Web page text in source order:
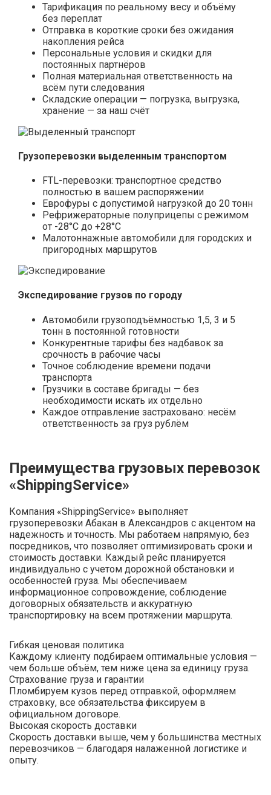
Тарификация по реальному весу и объёму
без переплат
Отправка в короткие сроки без ожидания
накопления рейса
Персональные условия и скидки для
постоянных партнёров
Полная материальная ответственность на
всём пути следования
Складские операции — погрузка, выгрузка,
хранение — за наш счёт
Грузоперевозки выделенным транспортом
FTL-перевозки: транспортное средство
полностью в вашем распоряжении
Еврофуры с допустимой нагрузкой до 20 тонн
Рефрижераторные полуприцепы с режимом
от -28°С до +28°С
Малотоннажные автомобили для городских и
пригородных маршрутов
Экспедирование грузов по городу
Автомобили грузоподъёмностью 1,5, 3 и 5
тонн в постоянной готовности
Конкурентные тарифы без надбавок за
срочность в рабочие часы
Точное соблюдение времени подачи
транспорта
Грузчики в составе бригады — без
необходимости искать их отдельно
Каждое отправление застраховано: несём
ответственность за груз рублём
Преимущества грузовых перевозок
«ShippingService»
Компания «ShippingService» выполняет
грузоперевозки Абакан в Александров с акцентом на
надежность и точность. Мы работаем напрямую, без
посредников, что позволяет оптимизировать сроки и
стоимость доставки. Каждый рейс планируется
индивидуально с учетом дорожной обстановки и
особенностей груза. Мы обеспечиваем
информационное сопровождение, соблюдение
договорных обязательств и аккуратную
транспортировку на всем протяжении маршрута.
Гибкая ценовая политика
Каждому клиенту подбираем оптимальные условия —
чем больше объём, тем ниже цена за единицу груза.
Страхование груза и гарантии
Пломбируем кузов перед отправкой, оформляем
страховку, все обязательства фиксируем в
официальном договоре.
Высокая скорость доставки
Скорость доставки выше, чем у большинства местных
перевозчиков — благодаря налаженной логистике и
опыту.